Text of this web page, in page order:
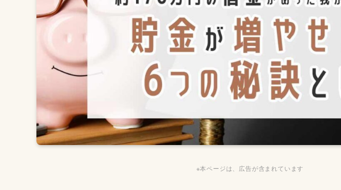
※本ページは、広告が含まれています